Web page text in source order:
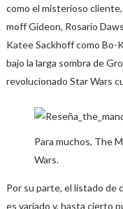
como el misterioso
moff Gideon, Rosario
Katee Sackhoff como Bo-
bajo la larga sombra de
revolucionado Star Wars
Para muchos, The
Wars.
Por su parte, el listado de
es variado y, hasta cierto